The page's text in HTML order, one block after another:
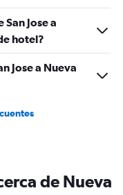
Jose a
hotel?
Jose a Nueva
de Nueva